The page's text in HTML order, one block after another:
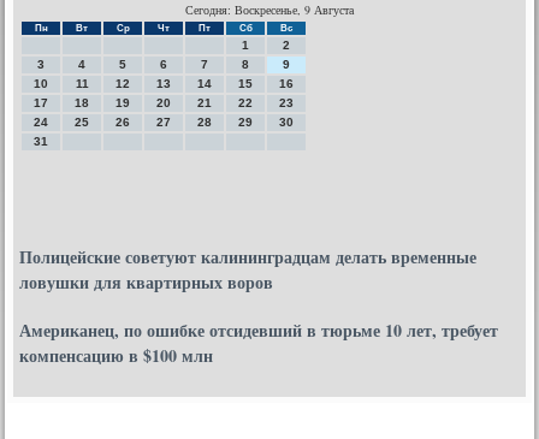
Сегодня: Воскресенье, 9 Августа
Пн Вт Ср Чт Пт Сб Вс
1
2
3
4 5 6 7 8
9
10
11 12 13 14 15
16
17
18 19 20 21 22
23
24
25 26 27 28 29
30
31
Полицейские советуют калининградцам делать временные
ловушки для квартирных воров
Американец, по ошибке отсидевший в тюрьме 10 лет, требует
компенсацию в $100 млн